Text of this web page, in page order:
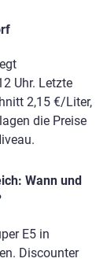
Uhr. Letzte
2,15 €/Liter,
die Preise
Wann und
E5 in
Discounter